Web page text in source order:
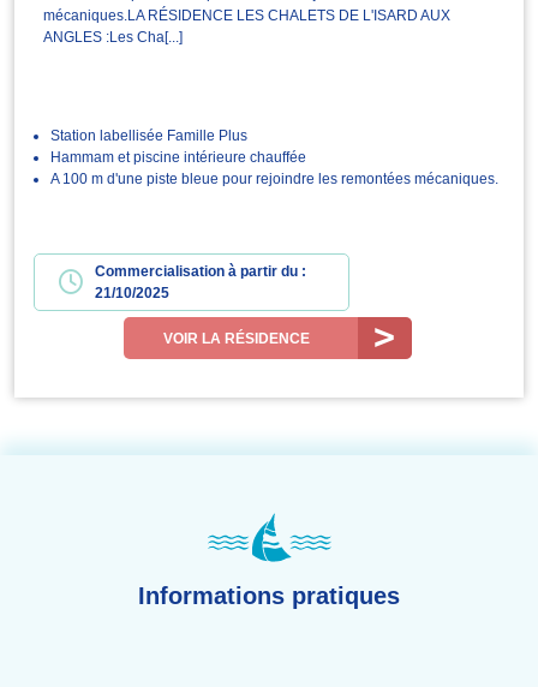
mécaniques.LA RÉSIDENCE LES CHALETS DE L'ISARD AUX
ANGLES :Les Cha[...]
Station labellisée Famille Plus
Hammam et piscine intérieure chauffée
A 100 m d'une piste bleue pour rejoindre les remontées mécaniques.
Commercialisation à partir du :
21/10/2025
VOIR LA RÉSIDENCE
Informations pratiques